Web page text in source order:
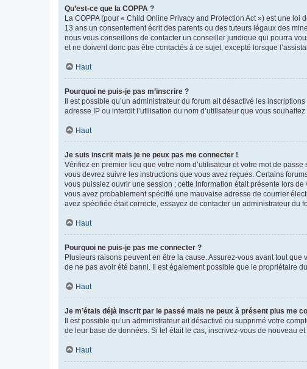
Qu’est-ce que la COPPA ?
La COPPA (pour « Child Online Privacy and Protection Act ») est une
13 ans un consentement écrit des parents ou des tuteurs légaux des
nous vous conseillons de contacter un conseiller juridique qui pourra
et ne doivent donc pas être contactés à ce sujet, excepté lorsque
Haut
Pourquoi ne puis-je pas m’inscrire ?
Il est possible qu’un administrateur du forum ait désactivé les
adresse IP ou interdit l’utilisation du nom d’utilisateur que vous
Haut
Je suis inscrit mais je ne peux pas me connecter !
Vérifiez en premier lieu que votre nom d’utilisateur et votre mot de
vous devrez suivre les instructions que vous avez reçues. Certains
vous puissiez ouvrir une session ; cette information était présente lors
vous avez probablement spécifié une mauvaise adresse de courrier
avez spécifiée était correcte, essayez de contacter un administrateur du
Haut
Pourquoi ne puis-je pas me connecter ?
Plusieurs raisons peuvent en être la cause. Assurez-vous avant tout
de ne pas avoir été banni. Il est également possible que le propriétaire
Haut
Je m’étais déjà inscrit par le passé mais ne peux à présent plus me
Il est possible qu’un administrateur ait désactivé ou supprimé votre
de leur base de données. Si tel était le cas, inscrivez-vous de nouveau
Haut